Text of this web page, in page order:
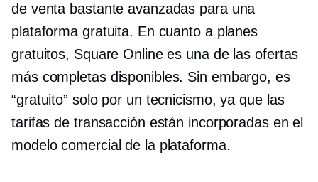
de venta bastante avanzadas para una
plataforma gratuita. En cuanto a planes
gratuitos, Square Online es una de las ofertas
más completas disponibles. Sin embargo, es
“gratuito” solo por un tecnicismo, ya que las
tarifas de transacción están incorporadas en el
modelo comercial de la plataforma.